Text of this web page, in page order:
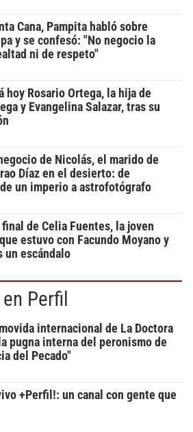
Cana, Pampita habló sobre
y se confesó: "No negocio la
ni de respeto"
hoy Rosario Ortega, la hija de
y Evangelina Salazar, tras su
de Nicolás, el marido de
Díaz en el desierto: de
un imperio a astrofotógrafo
de Celia Fuentes, la joven
estuvo con Facundo Moyano y
un escándalo
Perfil
internacional de La Doctora
pugna interna del peronismo de
del Pecado"
+Perfil!: un canal con gente que